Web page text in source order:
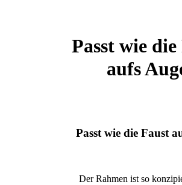
Passt wie
aufs
Passt wie die Faust
Der Rahmen ist so